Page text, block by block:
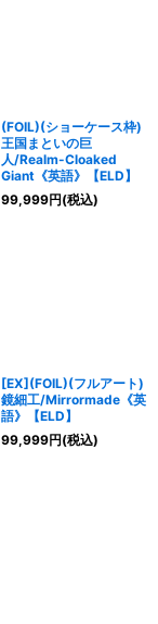
(FOIL)(ショーケース枠)
王国まといの巨
人/Realm-Cloaked
Giant《英語》【ELD】
99,999円(税込)
[EX](FOIL)(フルアート)
鏡細工/Mirrormade《英
語》【ELD】
99,999円(税込)